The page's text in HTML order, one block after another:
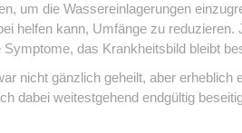
um die Wassereinlagerungen
helfen kann, Umfänge zu
das Krankheitsbild bleibt
nicht gänzlich geheilt, aber erheblich
dabei weitestgehend endgültig